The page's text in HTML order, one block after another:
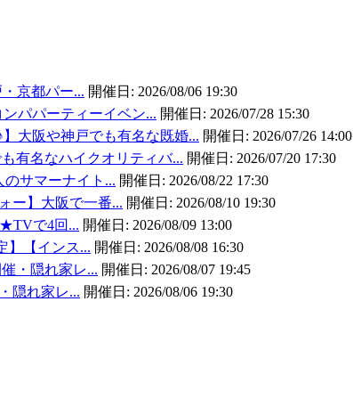
京都パー... 開催日: 2026/08/06 19:30
パパーティーイベン... 開催日: 2026/07/28 15:30
大阪や神戸でも有名な既婚... 開催日: 2026/07/26 14:00
有名なハイクオリティバ... 開催日: 2026/07/20 17:30
サマーナイト... 開催日: 2026/08/22 17:30
ー】大阪で一番... 開催日: 2026/08/10 19:30
★TVで4回... 開催日: 2026/08/09 13:00
】【インス... 開催日: 2026/08/08 16:30
・隠れ家レ... 開催日: 2026/08/07 19:45
隠れ家レ... 開催日: 2026/08/06 19:30